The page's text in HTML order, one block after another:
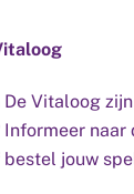
Vitaloog
bestel jouw